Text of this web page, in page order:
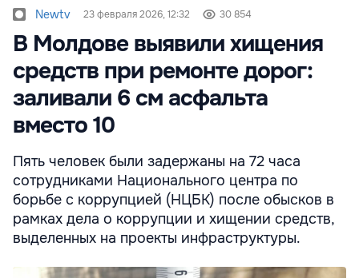
Newtv 23 февраля 2026, 12:32 30 854
В Молдове выявили хищения
средств при ремонте дорог:
заливали 6 см асфальта
вместо 10
Пять человек были задержаны на 72 часа
сотрудниками Национального центра по
борьбе с коррупцией (НЦБК) после обысков в
рамках дела о коррупции и хищении средств,
выделенных на проекты инфраструктуры.